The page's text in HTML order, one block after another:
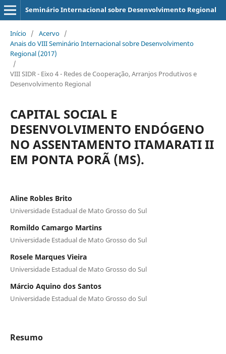
Seminário Internacional sobre Desenvolvimento Regional
Início / Acervo /
Anais do VIII Seminário Internacional sobre Desenvolvimento
Regional (2017)
/
VIII SIDR - Eixo 4 - Redes de Cooperação, Arranjos Produtivos e
Desenvolvimento Regional
CAPITAL SOCIAL E
DESENVOLVIMENTO ENDÓGENO
NO ASSENTAMENTO ITAMARATI II
EM PONTA PORÃ (MS).
Aline Robles Brito
Universidade Estadual de Mato Grosso do Sul
Romildo Camargo Martins
Universidade Estadual de Mato Grosso do Sul
Rosele Marques Vieira
Universidade Estadual de Mato Grosso do Sul
Márcio Aquino dos Santos
Universidade Estadual de Mato Grosso do Sul
Resumo